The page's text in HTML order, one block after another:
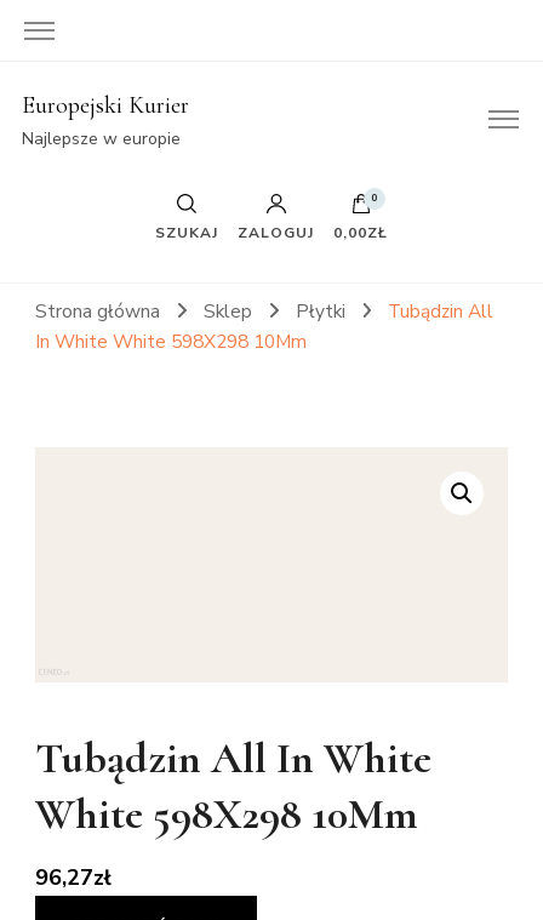
Europejski Kurier
Najlepsze w europie
SZUKAJ ZALOGUJ
0
0,00ZŁ
Strona główna Sklep Płytki
Tubądzin All
In White White 598X298 10Mm
Tubądzin All In White
White 598X298 10Mm
96,27zł